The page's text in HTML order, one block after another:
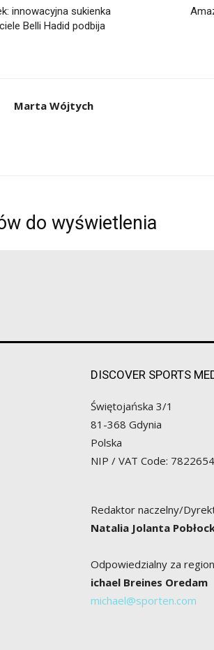
innowacyjna sukienka
Belli Hadid podbija
Marta Wójtych
do wyświetlenia
DISCOVER SPORTS
Świętojańska 3/1
81-368 Gdynia
Polska
NIP / VAT Code:
Redaktor naczelny/
Natalia Jolanta
Odpowiedzialny za region
ichael Breines Oredam
michael@sporten.com